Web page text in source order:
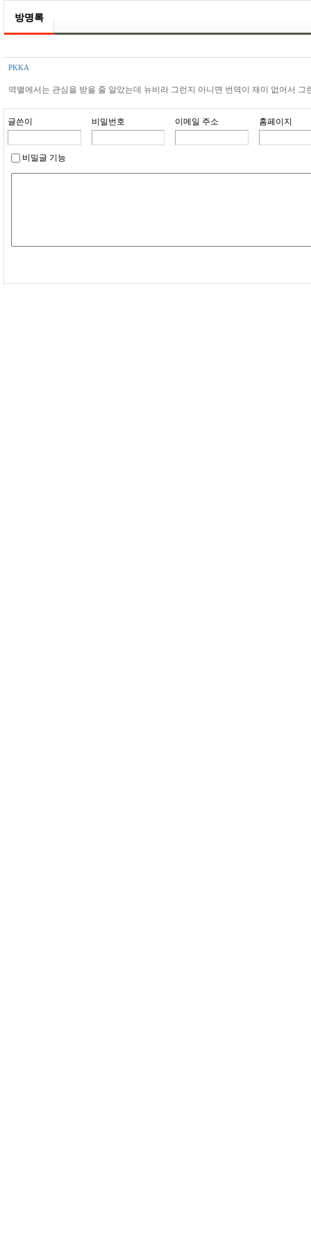
방명록
PKKA
역밸에서는 관심을 받을 줄 알았는데 뉴비라 그런지 아니면 번역이 재미 없어서 그
글쓴이 비밀번호 이메일 주소 홈페이지
비밀글 기능